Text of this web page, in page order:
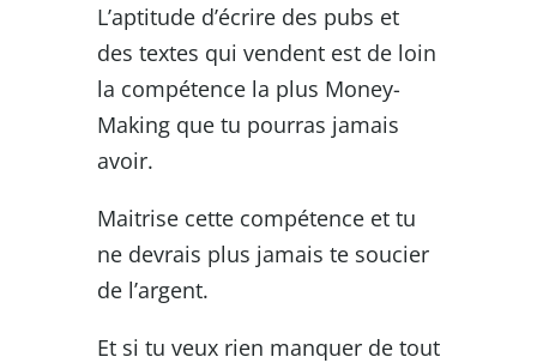
L’aptitude d’écrire des pubs et
des textes qui vendent est de loin
la compétence la plus Money-
Making que tu pourras jamais
avoir.
Maitrise cette compétence et tu
ne devrais plus jamais te soucier
de l’argent.
Et si tu veux rien manquer de tout